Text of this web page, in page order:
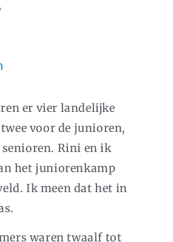
er vier landelijke
voor de junioren,
senioren. Rini en ik
het juniorenkamp
Ik meen dat het in
waren twaalf tot